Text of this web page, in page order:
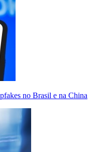
no Brasil e na China